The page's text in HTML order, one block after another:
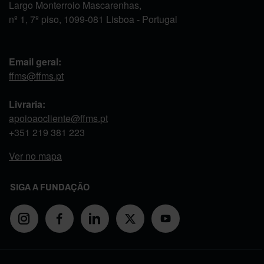
Largo Monterroio Mascarenhas,
nº 1, 7º piso, 1099-081 Lisboa - Portugal
Email geral:
ffms@ffms.pt
Livraria:
apoioaocliente@ffms.pt
+351 219 381 223
Ver no mapa
SIGA A FUNDAÇÃO